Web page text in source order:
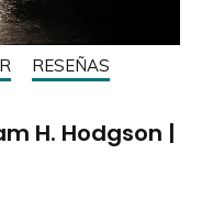
RESEÑAS
H. Hodgson |